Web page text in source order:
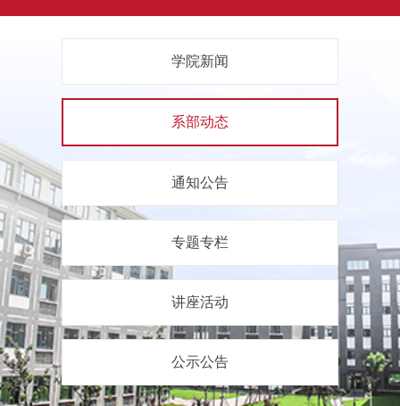
学院新闻
系部动态
通知公告
专题专栏
讲座活动
公示公告